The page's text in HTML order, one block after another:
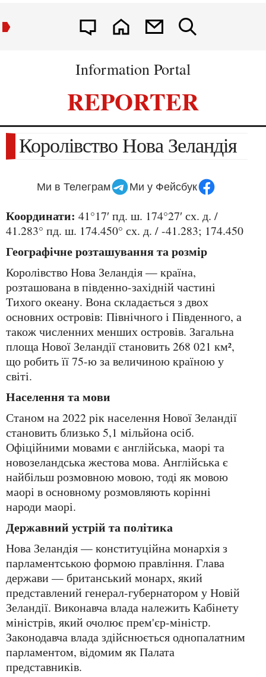
Information Portal
REPORTER
Королівство Нова Зеландія
Ми в Телеграм Ми у Фейсбук
Координати: 41°17′ пд. ш. 174°27′ сх. д. /
41.283° пд. ш. 174.450° сх. д. / -41.283; 174.450
Географічне розташування та розмір
Королівство Нова Зеландія — країна,
розташована в південно-західній частині
Тихого океану. Вона складається з двох
основних островів: Північного і Південного, а
також численних менших островів. Загальна
площа Нової Зеландії становить 268 021 км²,
що робить її 75-ю за величиною країною у
світі.
Населення та мови
Станом на 2022 рік населення Нової Зеландії
становить близько 5,1 мільйона осіб.
Офіційними мовами є англійська, маорі та
новозеландська жестова мова. Англійська є
найбільш розмовною мовою, тоді як мовою
маорі в основному розмовляють корінні
народи маорі.
Державний устрій та політика
Нова Зеландія — конституційна монархія з
парламентською формою правління. Глава
держави — британський монарх, який
представлений генерал-губернатором у Новій
Зеландії. Виконавча влада належить Кабінету
міністрів, який очолює прем'єр-міністр.
Законодавча влада здійснюється однопалатним
парламентом, відомим як Палата
представників.